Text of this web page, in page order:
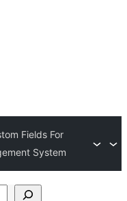
Fields For
System